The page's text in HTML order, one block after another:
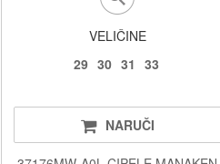
VELIČINE
29 30 31 33
NARUČI